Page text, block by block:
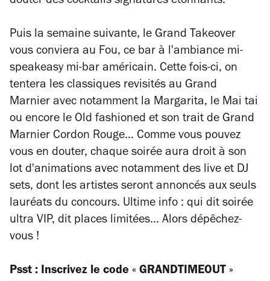
Puis la semaine suivante, le Grand Takeover
vous conviera au Fou, ce bar à l'ambiance mi-
speakeasy mi-bar américain. Cette fois-ci, on
tentera les classiques revisités au Grand
Marnier avec notamment la Margarita, le Mai tai
ou encore le Old fashioned et son trait de Grand
Marnier Cordon Rouge… Comme vous pouvez
vous en douter, chaque soirée aura droit à son
lot d'animations avec notamment des live et DJ
sets, dont les artistes seront annoncés aux seuls
lauréats du concours. Ultime info : qui dit soirée
ultra VIP, dit places limitées... Alors dépêchez-
vous !
Psst : Inscrivez le code « GRANDTIMEOUT »